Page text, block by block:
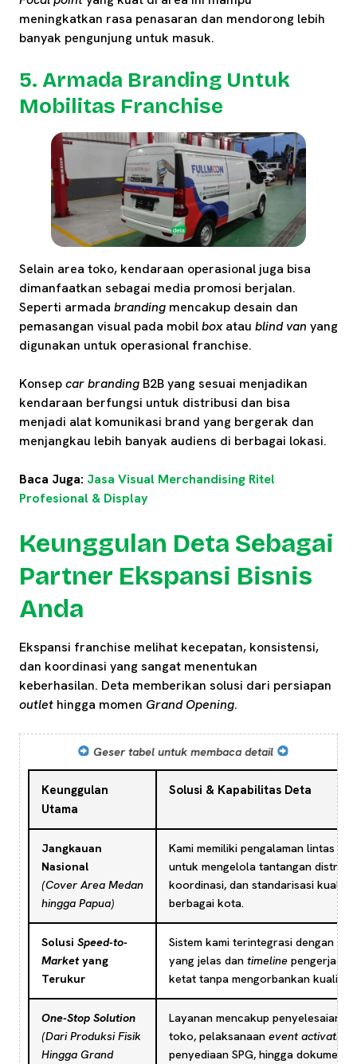
meningkatkan rasa penasaran dan mendorong lebih
banyak pengunjung untuk masuk.
5. Armada Branding Untuk
Mobilitas Franchise
Selain area toko, kendaraan operasional juga bisa
dimanfaatkan sebagai media promosi berjalan.
Seperti armada branding mencakup desain dan
pemasangan visual pada mobilboxatau blind van yang
digunakan untuk operasional franchise.
Konsepcar branding B2B yang sesuai menjadikan
kendaraan berfungsi untuk distribusi dan bisa
menjadi alat komunikasi brand yang bergerak dan
menjangkau lebih banyak audiens di berbagai lokasi.
Baca Juga: Jasa Visual Merchandising Ritel
Profesional & Display
Keunggulan Deta Sebagai
Partner Ekspansi Bisnis
Anda
Ekspansi franchise melihat kecepatan, konsistensi,
dan koordinasi yang sangat menentukan
keberhasilan. Deta memberikan solusi dari persiapan
outlet hingga momen Grand Opening.
Geser tabel untuk membaca detail
Keunggulan
Utama
Solusi & Kapabilitas Deta
Jangkauan
Nasional
(Cover Area Medan
hingga Papua)
Kami memiliki pengalaman lintas
untuk mengelola tantangan
koordinasi, dan standarisasi
berbagai kota.
Solusi Speed-to-
Marketyang
Terukur
Sistem kami terintegrasi dengan
yang jelas dan timeline pengerjaan
ketat tanpa mengorbankan kualitas.
One-Stop Solution
(Dari Produksi Fisik
Hingga Grand
Layanan mencakup penyelesaian
toko, pelaksanaan event activation
penyediaan SPG, hingga